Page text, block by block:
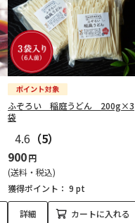
ふぞろい 稲庭うどん 200g×3
袋
4.6 （5）
900円
(送料・税込)
獲得ポイント： 9 pt
詳細 カートに入れる